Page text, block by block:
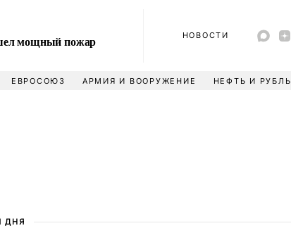
мощный пожар НОВОСТИ
ЕВРОСОЮЗ АРМИЯ И ВООРУЖЕНИЕ НЕФТЬ И РУБЛЬ
ДНЯ